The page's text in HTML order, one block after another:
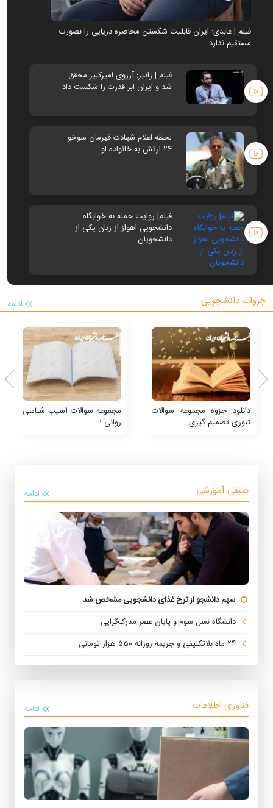
فیلم | عابدی: ایران قابلیت شکستن محاصره دریایی را بصورت
مستقیم ندارد
فیلم | زادبر: آرزوی امیرکبیر محقق
شد و ایران ابر قدرت را شکست داد
لحظه اعلام شهادت قهرمان سوخو
۲۴ ارتش به خانواده او
فیلم| روایت حمله به خوابگاه
دانشجویی اهواز از زبان یکی از
دانشجویان
جزوات دانشجویی ادامه
دانلود جزوه مجموعه سوالات
تئوری تصمیم گیری
مجموعه سوالات آسیب شناسی
روانی ۱
صنفی آموزشی ادامه
سهم دانشجو از نرخ غذای دانشجویی مشخص شد
دانشگاه نسل سوم و پایان عصر مدرک‌گرایی
۲۴ ماه بلاتکلیفی و جریمه روزانه ۵۵۰ هزار تومانی
فناوری اطلاعات ادامه